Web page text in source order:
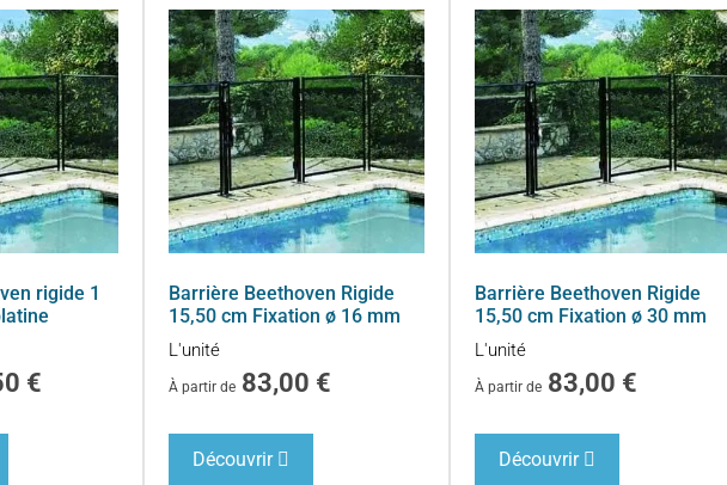
rigide 1
€
Barrière Beethoven Rigide
15,50 cm Fixation ø 16 mm
L'unité
À partir de 83,00 €
Découvrir
Barrière Beethoven Rigide
15,50 cm Fixation ø 30 mm
L'unité
À partir de 83,00 €
Découvrir